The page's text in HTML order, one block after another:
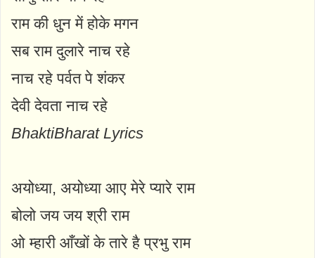
राम की धुन में होके मगन
सब राम दुलारे नाच रहे
नाच रहे पर्वत पे शंकर
देवी देवता नाच रहे
BhaktiBharat Lyrics
अयोध्या, अयोध्या आए मेरे प्यारे राम
बोलो जय जय श्री राम
ओ म्हारी आँखों के तारे है प्रभु राम